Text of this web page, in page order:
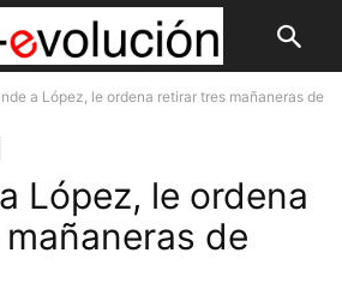
a López, le ordena retirar tres mañaneras de
López, le ordena
de